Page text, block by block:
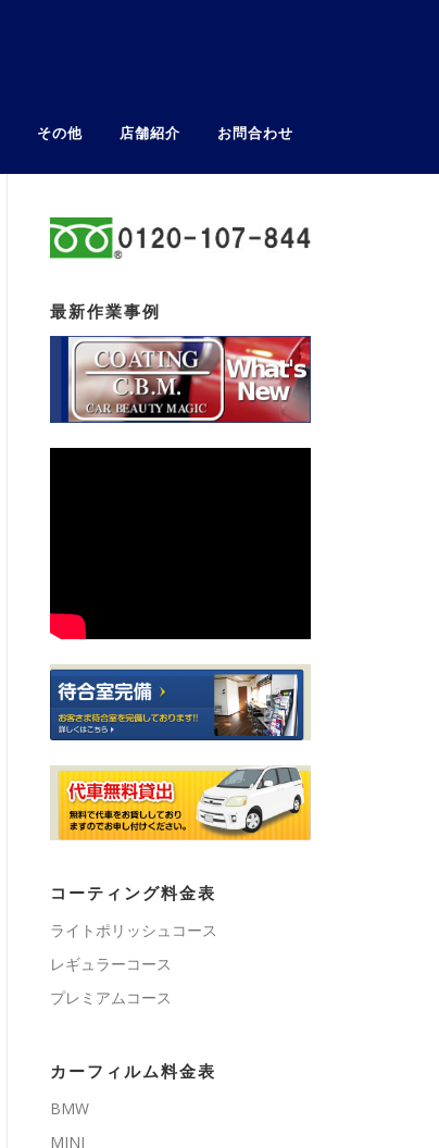
その他 店舗紹介 お問合わせ
最新作業事例
コーティング料金表
ライトポリッシュコース
レギュラーコース
プレミアムコース
カーフィルム料金表
BMW
MINI